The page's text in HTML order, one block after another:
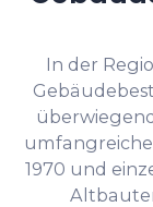
In der
1970 und